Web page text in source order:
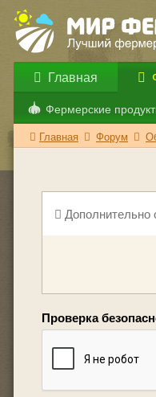
Главная
Фермерские
Главная Форум
Дополнительно
Проверка